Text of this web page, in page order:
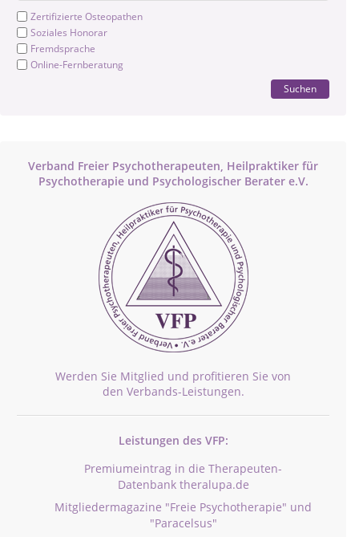
Zertifizierte Osteopathen
Soziales Honorar
Fremdsprache
Online-Fernberatung
Suchen
Verband Freier Psychotherapeuten, Heilpraktiker für
Psychotherapie und Psychologischer Berater e.V.
Werden Sie Mitglied und profitieren Sie von
den Verbands-Leistungen.
Leistungen des VFP:
Premiumeintrag in die Therapeuten-
Datenbank theralupa.de
Mitgliedermagazine "Freie Psychotherapie" und
"Paracelsus"